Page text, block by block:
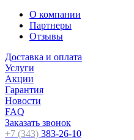
О компании
Партнеры
Отзывы
Доставка и оплата
Услуги
Акции
Гарантия
Новости
FAQ
Заказать звонок
+7 (343) 383-26-10